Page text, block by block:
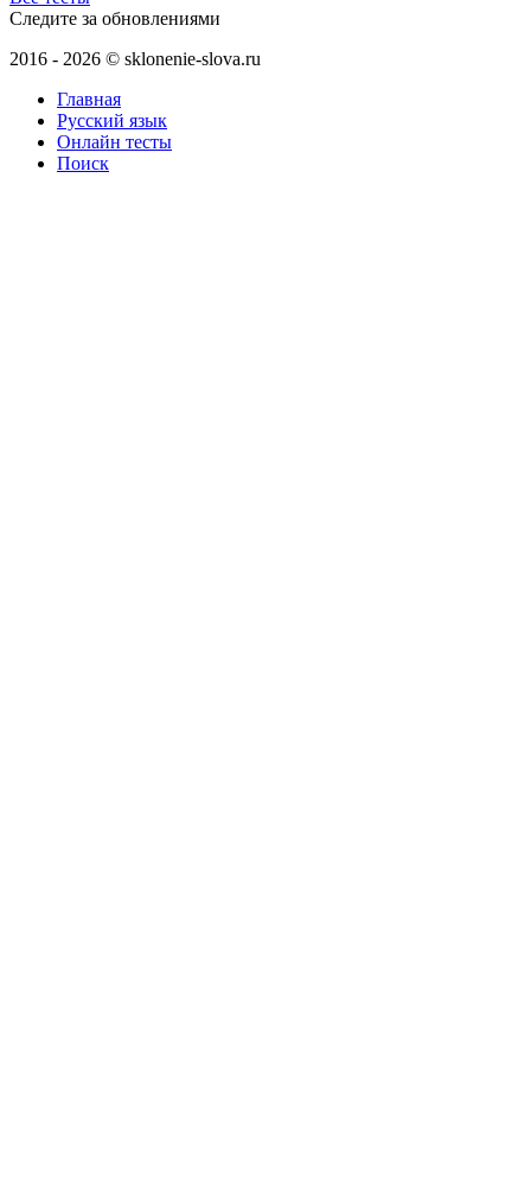
Следите за обновлениями
2016 - 2026 © sklonenie-slova.ru
Главная
Русский язык
Онлайн тесты
Поиск